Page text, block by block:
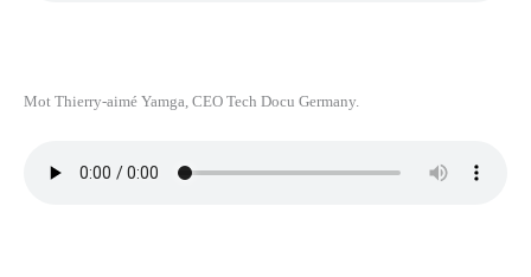
Mot Thierry-aimé Yamga, CEO Tech Docu Germany.